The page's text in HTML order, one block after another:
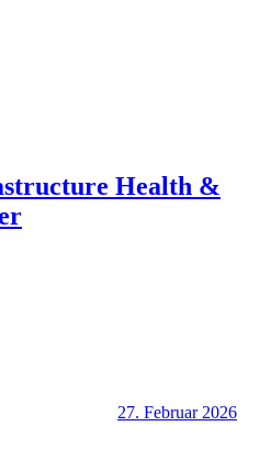
Health &
27. Februar 2026